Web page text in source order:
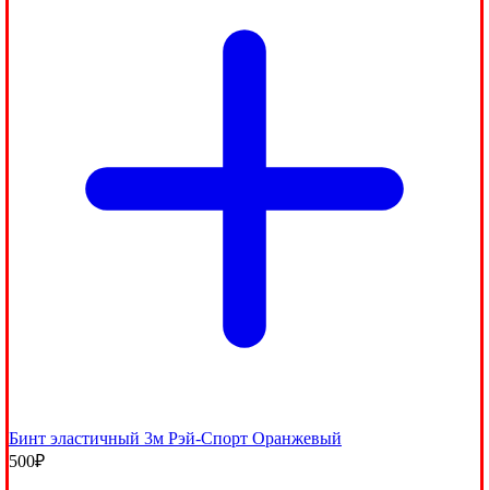
Бинт эластичный 3м Рэй-Спорт Оранжевый
500₽